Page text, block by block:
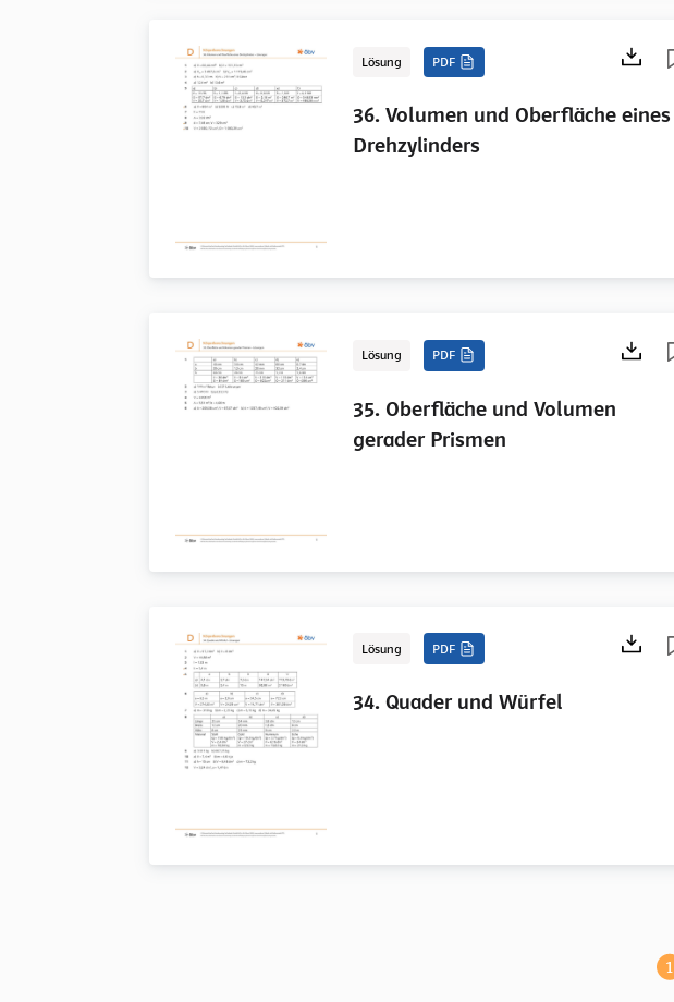
Lösung PDF
36. Volumen und Oberfläche eines
Drehzylinders
Lösung PDF
35. Oberfläche und Volumen
gerader Prismen
Lösung PDF
34. Quader und Würfel
1